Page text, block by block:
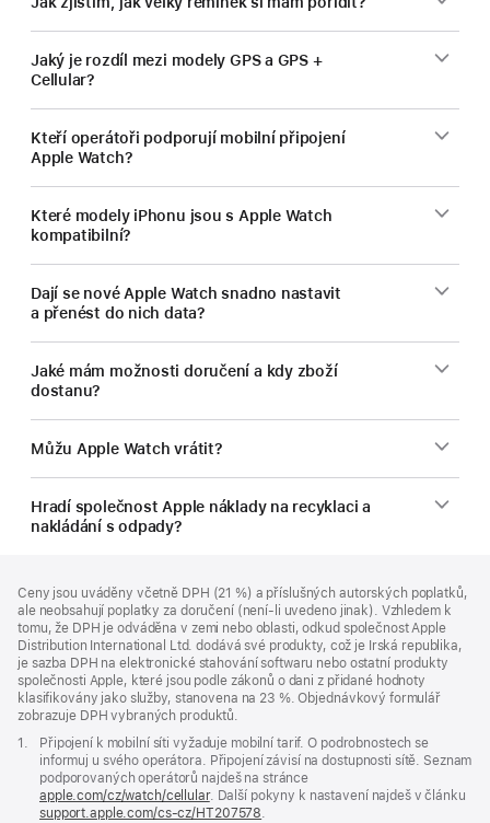
Jaký je rozdíl mezi modely GPS a GPS +
Cellular?
Kteří operátoři podporují mobilní připojení
Apple Watch?
Které modely iPhonu jsou s Apple Watch
kompatibilní?
Dají se nové Apple Watch snadno nastavit
a přenést do nich data?
Jaké mám možnosti doručení a kdy zboží
dostanu?
Můžu Apple Watch vrátit?
Hradí společnost Apple náklady na recyklaci a
nakládání s odpady?
Ceny jsou uváděny včetně DPH (21 %) a příslušných autorských poplatků,
ale neobsahují poplatky za doručení (není-li uvedeno jinak). Vzhledem k
tomu, že DPH je odváděna v zemi nebo oblasti, odkud společnost Apple
Distribution International Ltd. dodává své produkty, což je Irská republika,
je sazba DPH na elektronické stahování softwaru nebo ostatní produkty
společnosti Apple, které jsou podle zákonů o dani z přidané hodnoty
klasifikovány jako služby, stanovena na 23 %. Objednávkový formulář
zobrazuje DPH vybraných produktů.
Poznámka
1.
Připojení k mobilní síti vyžaduje mobilní tarif. O podrobnostech se
informuj u svého operátora. Připojení závisí na dostupnosti sítě. Seznam
podporovaných operátorů najdeš na stránce
apple.com/cz/watch/cellular. Další pokyny k nastavení najdeš v článku
support.apple.com/cs-cz/HT207578(Otevře
.